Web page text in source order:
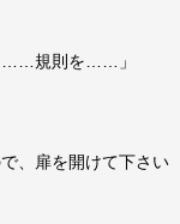
……規則を……」
、扉を開けて下さい